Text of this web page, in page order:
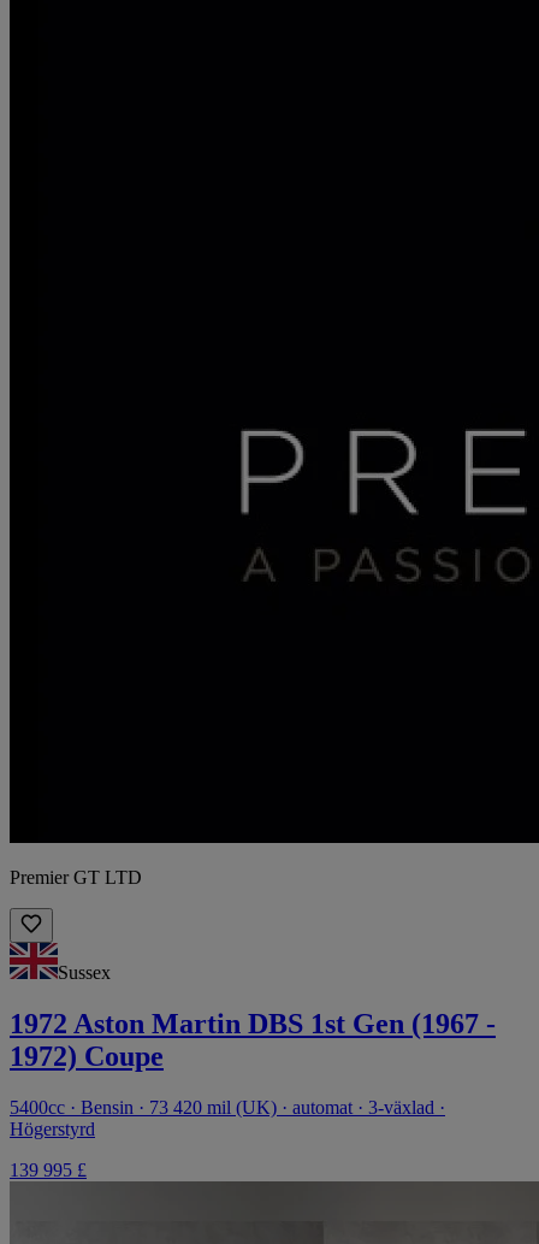
Premier GT LTD
Sussex
1972 Aston Martin DBS 1st Gen (1967 -
1972) Coupe
5400cc · Bensin · 73 420 mil (UK) · automat · 3-växlad ·
Högerstyrd
139 995 £